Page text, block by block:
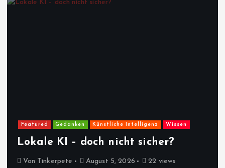
Featured Gedanken Künstliche Intelligenz Wissen
Lokale KI – doch nicht sicher?
Von Tinkerpete August 5, 2026 22 views